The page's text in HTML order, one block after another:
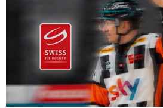
Spieldatenpläne
Recherche de match